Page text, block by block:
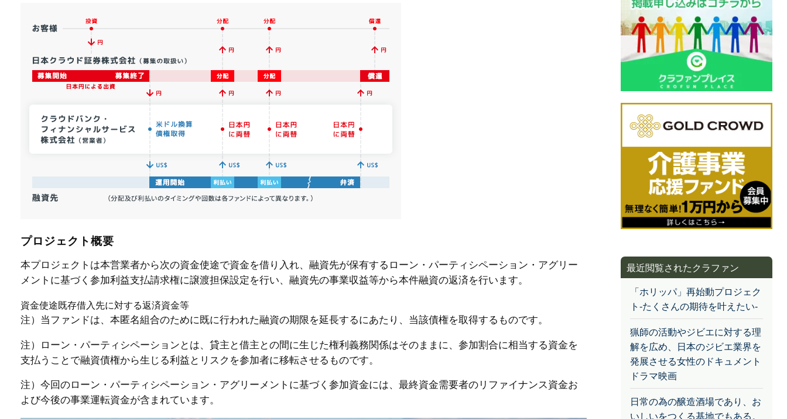
プロジェクト概要
本プロジェクトは本営業者から次の資金使途で資金を借り入れ、融資先が保有するローン・パーティシペーション・アグリー
メントに基づく参加利益支払請求権に譲渡担保設定を行い、融資先の事業収益等から本件融資の返済を行います。
資金使途既存借入先に対する返済資金等
注） 当ファンドは、本匿名組合のために既に行われた融資の期限を延長するにあたり、当該債権を取得するものです。
注）
ローン・パーティシペーションとは、貸主と借主との間に生じた権利義務関係はそのままに、参加割合に相当する資金を
支払うことで融資債権から生じる利益とリスクを参加者に移転させるものです。
注） 今回のローン・パーティシペーション・アグリーメントに基づく参加資金には、最終資金需要者のリファイナンス資金お
よび今後の事業運転資金が含まれています。
最近閲覧されたクラファン
「ホリッパ」再始動プロジェク
ト-たくさんの期待を叶えたい-
猟師の活動やジビエに対する理
解を広め、日本のジビエ業界を
発展させる女性のドキュメント
ドラマ映画
日常の為の醸造酒場であり、お
いしいをつくる基地でもある。